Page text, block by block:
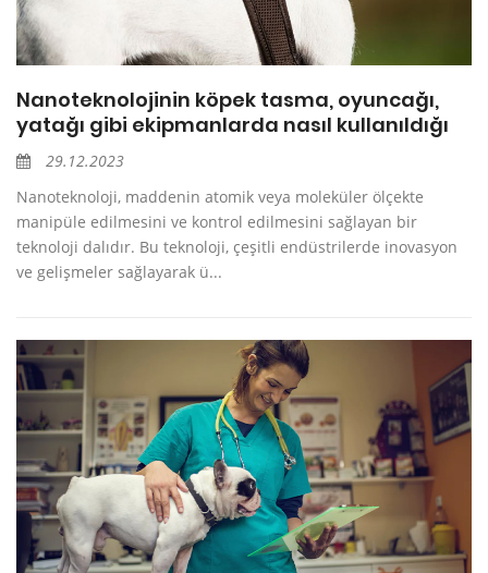
Nanoteknolojinin köpek tasma, oyuncağı,
yatağı gibi ekipmanlarda nasıl kullanıldığı
29.12.2023
Nanoteknoloji, maddenin atomik veya moleküler ölçekte
manipüle edilmesini ve kontrol edilmesini sağlayan bir
teknoloji dalıdır. Bu teknoloji, çeşitli endüstrilerde inovasyon
ve gelişmeler sağlayarak ü...